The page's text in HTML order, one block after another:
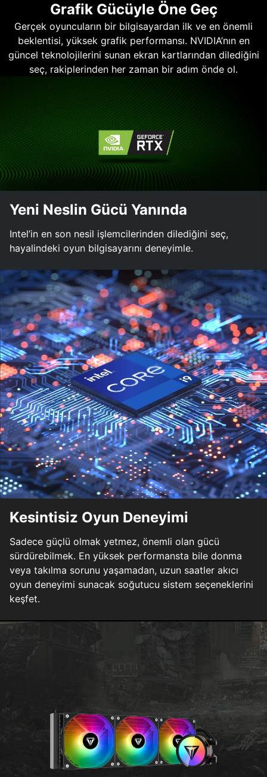
Grafik Gücüyle Öne Geç
Gerçek oyuncuların bir bilgisayardan ilk ve en önemli
beklentisi, yüksek grafik performansı. NVIDIA’nın en
güncel teknolojilerini sunan ekran kartlarından dilediğini
seç, rakiplerinden her zaman bir adım önde ol.
Yeni Neslin Gücü Yanında
Intel’in en son nesil işlemcilerinden dilediğini seç,
hayalindeki oyun bilgisayarını deneyimle.
Kesintisiz Oyun Deneyimi
Sadece güçlü olmak yetmez, önemli olan gücü
sürdürebilmek. En yüksek performansta bile donma
veya takılma sorunu yaşamadan, uzun saatler akıcı
oyun deneyimi sunacak soğutucu sistem seçeneklerini
keşfet.